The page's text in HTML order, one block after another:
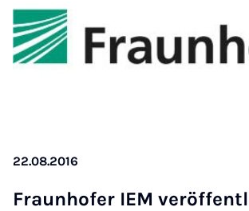
22.08.2016
Fraunhofer IEM